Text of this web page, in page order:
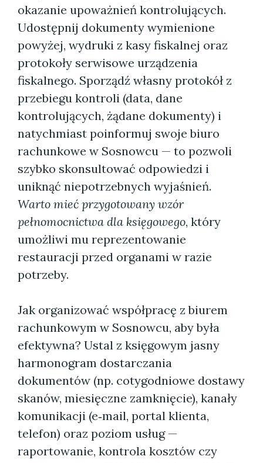
okazanie upoważnień kontrolujących.
Udostępnij dokumenty wymienione
powyżej, wydruki z kasy fiskalnej oraz
protokoły serwisowe urządzenia
fiskalnego. Sporządź własny protokół z
przebiegu kontroli (data, dane
kontrolujących, żądane dokumenty) i
natychmiast poinformuj swoje biuro
rachunkowe w Sosnowcu — to pozwoli
szybko skonsultować odpowiedzi i
uniknąć niepotrzebnych wyjaśnień.
Warto mieć przygotowany wzór
pełnomocnictwa dla księgowego, który
umożliwi mu reprezentowanie
restauracji przed organami w razie
potrzeby.
Jak organizować współpracę z biurem
rachunkowym w Sosnowcu, aby była
efektywna? Ustal z księgowym jasny
harmonogram dostarczania
dokumentów (np. cotygodniowe dostawy
skanów, miesięczne zamknięcie), kanały
komunikacji (e‑mail, portal klienta,
telefon) oraz poziom usług —
raportowanie, kontrola kosztów czy